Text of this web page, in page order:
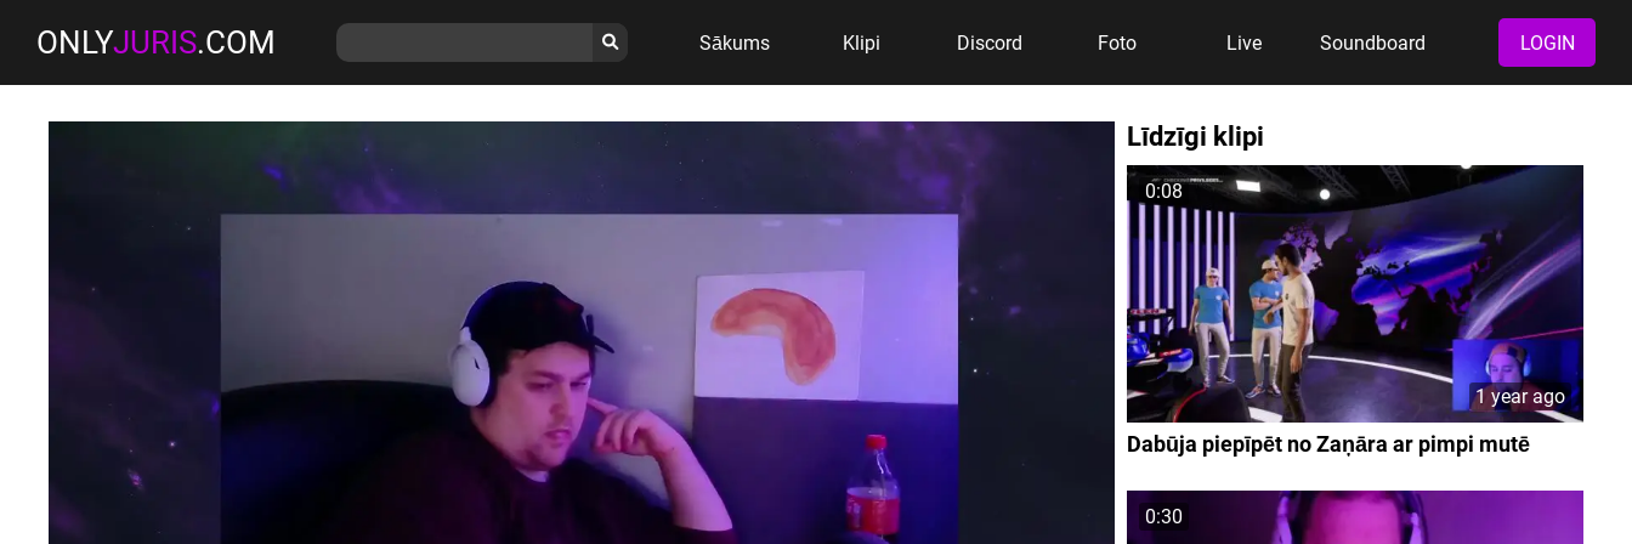
ONLYJURIS.COM Sākums Klipi Discord Foto Live Soundboard LOGIN
Līdzīgi klipi
0:08
1 year ago
Dabūja piepīpēt no Zaņāra ar pimpi mutē
0:30